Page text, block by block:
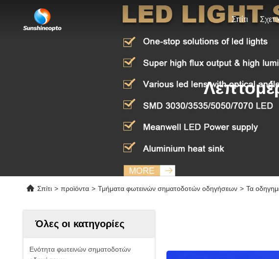
Σπίτι
Σπίτι > προϊόντα > Τμήματα φωτεινών σηματοδοτών οδηγήσεων > Τα
Όλες οι κατηγορίες
Ενότητα φωτεινών σηματοδοτών